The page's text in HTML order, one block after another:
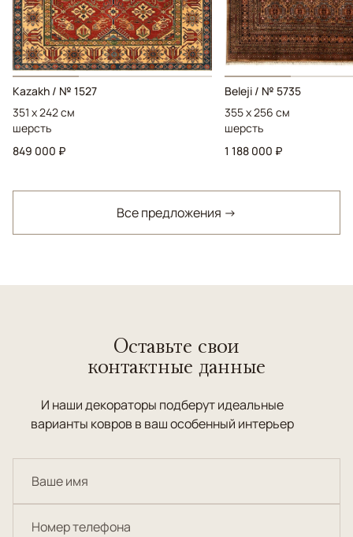
Kazakh / № 1527
351 x 242 см
шерсть
849 000 ₽
Beleji / № 5735
355 x 256 см
шерсть
1 188 000 ₽
Все предложения →
Оставьте свои
контактные данные
И наши декораторы подберут идеальные
варианты ковров в ваш особенный интерьер